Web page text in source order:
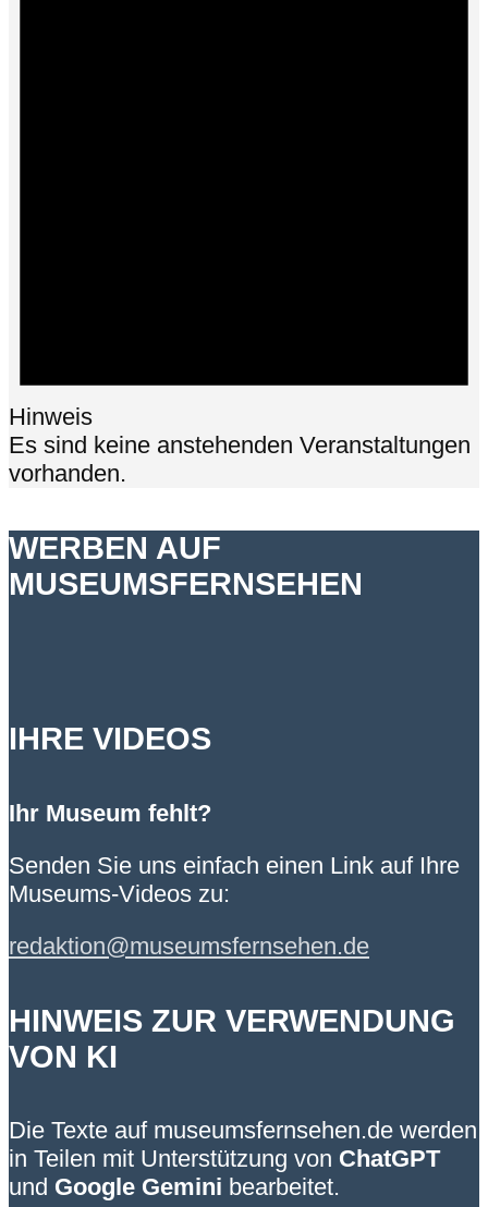
Hinweis
Es sind keine anstehenden Veranstaltungen
vorhanden.
WERBEN AUF
MUSEUMSFERNSEHEN
IHRE VIDEOS
Ihr Museum fehlt?
Senden Sie uns einfach einen Link auf Ihre
Museums-Videos zu:
redaktion@museumsfernsehen.de
HINWEIS ZUR VERWENDUNG
VON KI
Die Texte auf museumsfernsehen.de werden
in Teilen mit Unterstützung von ChatGPT
und Google Gemini bearbeitet.